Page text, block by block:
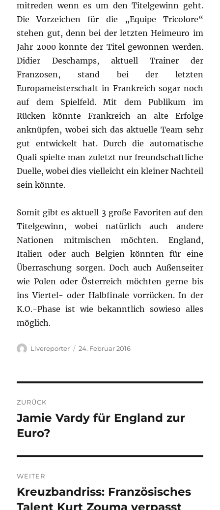
mitreden wenn es um den Titelgewinn geht.
Die Vorzeichen für die „Equipe Tricolore“
stehen gut, denn bei der letzten Heimeuro im
Jahr 2000 konnte der Titel gewonnen werden.
Didier Deschamps, aktuell Trainer der
Franzosen, stand bei der letzten
Europameisterschaft in Frankreich sogar noch
auf dem Spielfeld. Mit dem Publikum im
Rücken könnte Frankreich an alte Erfolge
anknüpfen, wobei sich das aktuelle Team sehr
gut entwickelt hat. Durch die automatische
Quali spielte man zuletzt nur freundschaftliche
Duelle, wobei dies vielleicht ein kleiner Nachteil
sein könnte.
Somit gibt es aktuell 3 große Favoriten auf den
Titelgewinn, wobei natürlich auch andere
Nationen mitmischen möchten. England,
Italien oder auch Belgien könnten für eine
Überraschung sorgen. Doch auch Außenseiter
wie Polen oder Österreich möchten gerne bis
ins Viertel- oder Halbfinale vorrücken. In der
K.O.-Phase ist wie bekanntlich sowieso alles
möglich.
Autor
Livereporter
Veröffentlicht
24. Februar 2016
ZURÜCK
Vorheriger
Beitrag:
Jamie Vardy für England zur
Euro?
WEITER
Nächster
Beitrag:
Kreuzbandriss: Französisches
Talent Kurt Zouma verpasst